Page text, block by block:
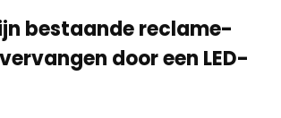
bestaande reclame-
door een LED-